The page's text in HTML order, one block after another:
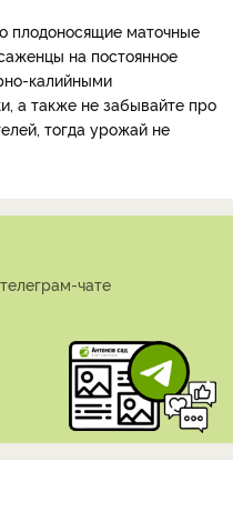
плодоносящие маточные
на постоянное
калийными
а также не забывайте про
тогда урожай не
чате